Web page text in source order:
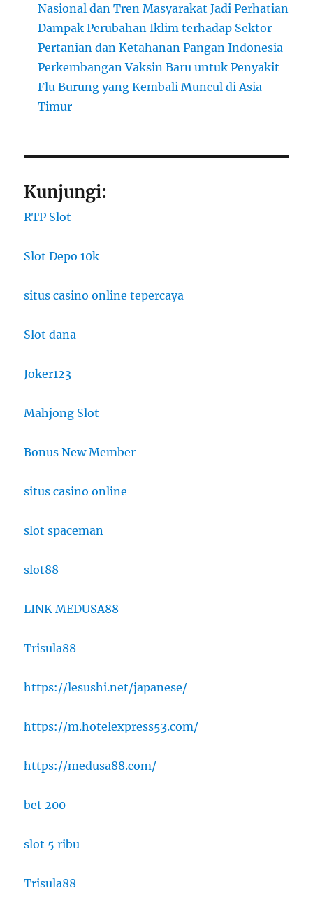
Nasional dan Tren Masyarakat Jadi Perhatian
Dampak Perubahan Iklim terhadap Sektor
Pertanian dan Ketahanan Pangan Indonesia
Perkembangan Vaksin Baru untuk Penyakit
Flu Burung yang Kembali Muncul di Asia
Timur
Kunjungi:
RTP Slot
Slot Depo 10k
situs casino online tepercaya
Slot dana
Joker123
Mahjong Slot
Bonus New Member
situs casino online
slot spaceman
slot88
LINK MEDUSA88
Trisula88
https://lesushi.net/japanese/
https://m.hotelexpress53.com/
https://medusa88.com/
bet 200
slot 5 ribu
Trisula88